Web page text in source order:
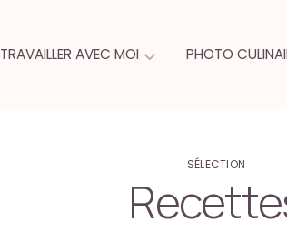
TRAVAILLER AVEC MOI PHOTO
SÉLECTION